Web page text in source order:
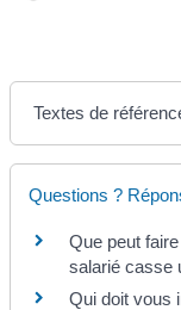
Textes de
Questions ?
Que peut
salarié casse
Qui doit vous